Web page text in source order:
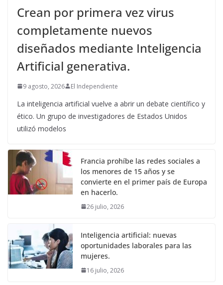
Crean por primera vez virus
completamente nuevos
diseñados mediante Inteligencia
Artificial generativa.
9 agosto, 2026 El Independiente
La inteligencia artificial vuelve a abrir un debate científico y
ético. Un grupo de investigadores de Estados Unidos
utilizó modelos
Francia prohíbe las redes sociales a
los menores de 15 años y se
convierte en el primer país de Europa
en hacerlo.
26 julio, 2026
Inteligencia artificial: nuevas
oportunidades laborales para las
mujeres.
16 julio, 2026